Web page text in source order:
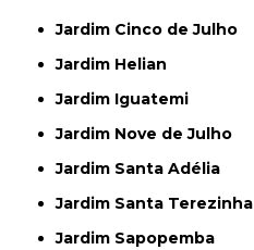
Jardim Cinco de Julho
Jardim Helian
Jardim Iguatemi
Jardim Nove de Julho
Jardim Santa Adélia
Jardim Santa Terezinha
Jardim Sapopemba